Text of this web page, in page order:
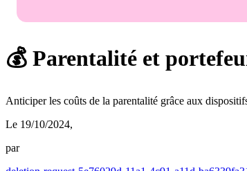
💰 Parentalité et
Anticiper les coûts de la parentalité grâce aux
Le 19/10/2024,
par